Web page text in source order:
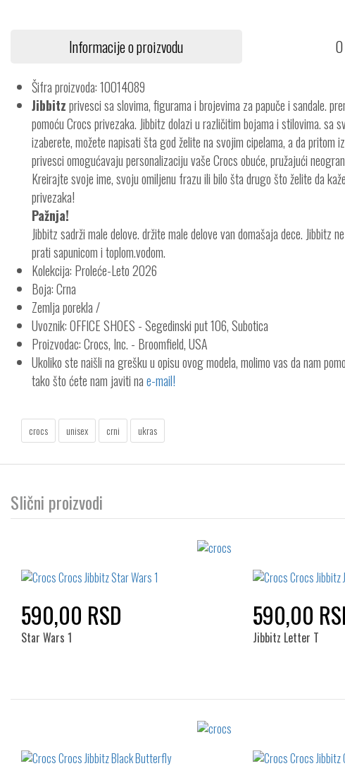
Informacije o proizvodu
Šifra proizvoda: 10014089
Jibbitzprivesci sa slovima, figurama i brojevima za papuče i sandale.
pomoću Crocs privezaka. Jibbitz dolazi u različitim bojama i stilovima. sa
izaberete, možete napisati šta god želite na svojim cipelama, a da pritom
privesci omogućavaju personalizaciju vaše Crocs obuće, pružajući
Kreirajte svoje ime, svoju omiljenu frazu ili bilo šta drugo što želite da
privezaka!
Pažnja!
Jibbitz sadrži male delove. držite male delove van domašaja dece. Jibbitz
prati sapunicom i toplom.vodom.
Kolekcija: Proleće-Leto 2026
Boja: Crna
Zemlja porekla /
Uvoznik: OFFICE SHOES - Segedinski put 106, Subotica
Proizvodac: Crocs, Inc. - Broomfield, USA
Ukoliko ste naišli na grešku u opisu ovog modela, molimo vas da nam
tako što ćete nam javiti nae-mail!
crocs unisex crni ukras
Slični proizvodi
590,00 RSD
Star Wars 1
590,00
Jibbitz Letter T